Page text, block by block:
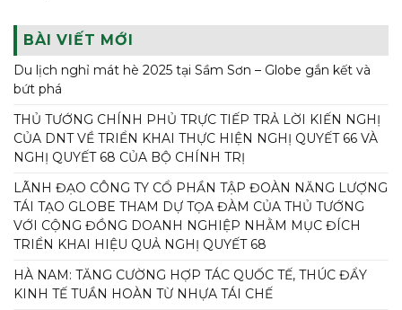
BÀI VIẾT MỚI
Du lịch nghỉ mát hè 2025 tại Sầm Sơn – Globe gắn kết và
bứt phá
THỦ TƯỚNG CHÍNH PHỦ TRỰC TIẾP TRẢ LỜI KIẾN NGHỊ
CỦA DNT VỀ TRIỂN KHAI THỰC HIỆN NGHỊ QUYẾT 66 VÀ
NGHỊ QUYẾT 68 CỦA BỘ CHÍNH TRỊ
LÃNH ĐẠO CÔNG TY CỔ PHẦN TẬP ĐOÀN NĂNG LƯỢNG
TÁI TẠO GLOBE THAM DỰ TỌA ĐÀM CỦA THỦ TƯỚNG
VỚI CỘNG ĐỒNG DOANH NGHIỆP NHẰM MỤC ĐÍCH
TRIỂN KHAI HIỆU QUẢ NGHỊ QUYẾT 68
HÀ NAM: TĂNG CƯỜNG HỢP TÁC QUỐC TẾ, THÚC ĐẨY
KINH TẾ TUẦN HOÀN TỪ NHỰA TÁI CHẾ